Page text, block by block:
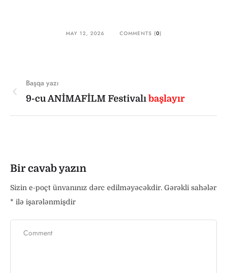
MAY 12, 2026 COMMENTS (0)
Başqa yazı
9-cu ANİMAFİLM Festivalı başlayır
Bir cavab yazın
Sizin e-poçt ünvanınız dərc edilməyəcəkdir. Gərəkli sahələr
* ilə işarələnmişdir